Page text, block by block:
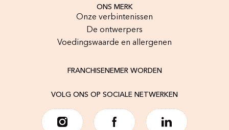
ONS MERK
Onze verbintenissen
De ontwerpers
Voedingswaarde en allergenen
FRANCHISENEMER WORDEN
VOLG ONS OP SOCIALE NETWERKEN